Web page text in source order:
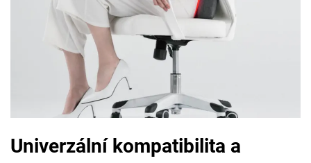
Univerzální kompatibilita a